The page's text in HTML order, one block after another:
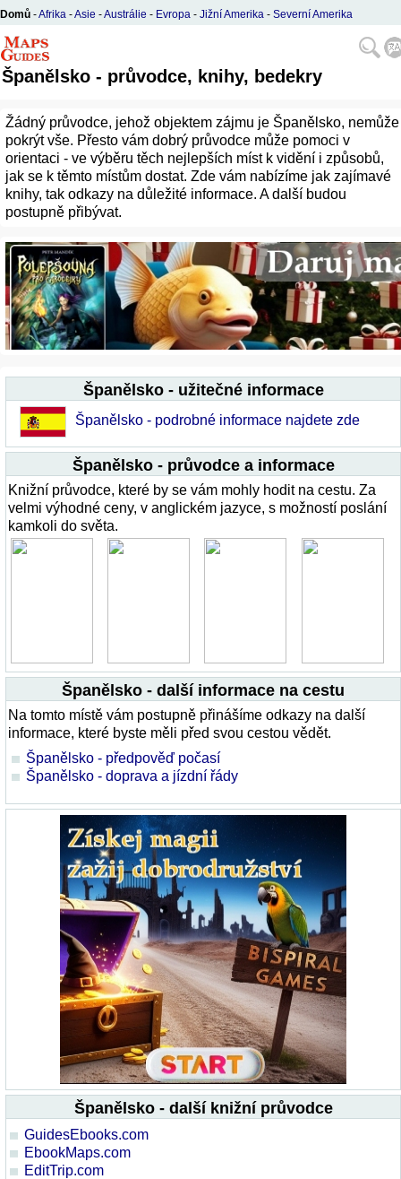
Domů -Afrika -Asie -Austrálie - Evropa - Jižní Amerika - Severní Amerika
Španělsko - průvodce, knihy, bedekry
Žádný průvodce, jehož objektem zájmu je Španělsko, nemůže
pokrýt vše. Přesto vám dobrý průvodce může pomoci v
orientaci - ve výběru těch nejlepších míst k vidění i způsobů,
jak se k těmto místům dostat. Zde vám nabízíme jak zajímavé
knihy, tak odkazy na důležité informace. A další budou
postupně přibývat.
Španělsko - užitečné informace
Španělsko - podrobné informace najdete zde
Španělsko - průvodce a informace
Knižní průvodce, které by se vám mohly hodit na cestu. Za
velmi výhodné ceny, v anglickém jazyce, s možností poslání
kamkoli do světa.
Španělsko - další informace na cestu
Na tomto místě vám postupně přinášíme odkazy na další
informace, které byste měli před svou cestou vědět.
Španělsko - předpověď počasí
Španělsko - doprava a jízdní řády
Španělsko - další knižní průvodce
GuidesEbooks.com
EbookMaps.com
EditTrip.com